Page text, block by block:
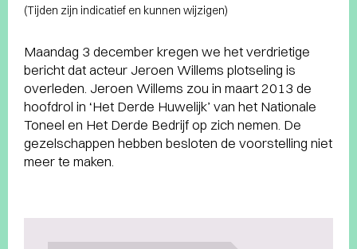
(Tijden zijn indicatief en kunnen wijzigen)
Maandag 3 december kregen we het verdrietige
bericht dat acteur Jeroen Willems plotseling is
overleden. Jeroen Willems zou in maart 2013 de
hoofdrol in ‘Het Derde Huwelijk’ van het Nationale
Toneel en Het Derde Bedrijf op zich nemen. De
gezelschappen hebben besloten de voorstelling niet
meer te maken.